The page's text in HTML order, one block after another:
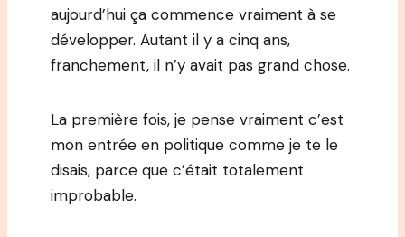
aujourd’hui ça commence vraiment à se
développer. Autant il y a cinq ans,
franchement, il n’y avait pas grand chose.
La première fois, je pense vraiment c’est
mon entrée en politique comme je te le
disais, parce que c’était totalement
improbable.